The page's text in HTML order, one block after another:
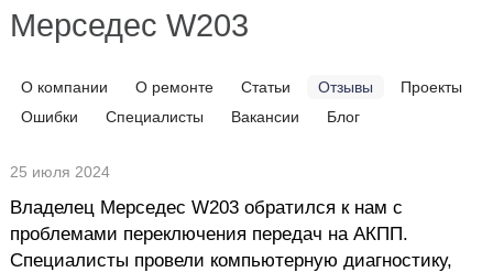
Мерседес W203
О компании О ремонте Статьи Отзывы
Проекты
Ошибки
Специалисты Вакансии Блог
25 июля 2024
Владелец Мерседес W203 обратился к нам с
проблемами переключения передач на АКПП.
Специалисты провели компьютерную диагностику,